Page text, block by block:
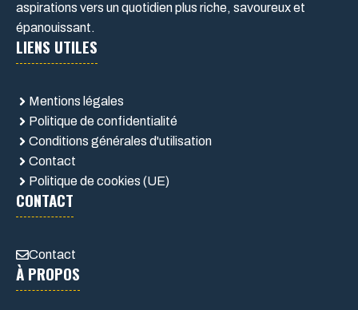
aspirations vers un quotidien plus riche, savoureux et
épanouissant.
LIENS UTILES
Mentions légales
Politique de confidentialité
Conditions générales d'utilisation
Contact
Politique de cookies (UE)
CONTACT
Contact
À PROPOS